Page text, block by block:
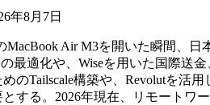
年8月7日
MacBook Air M3を開いた瞬間、
最適化や、Wiseを用いた国際送
のTailscale構築や、Revolutを活
する。2026年現在、リモート